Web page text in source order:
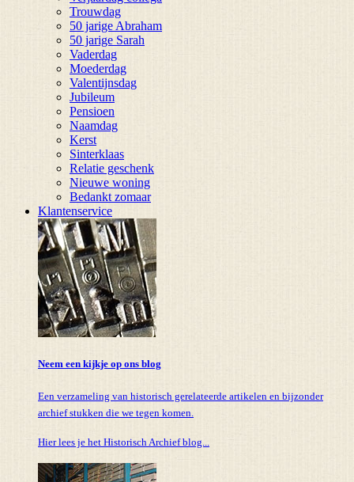
Trouwdag
50 jarige Abraham
50 jarige Sarah
Vaderdag
Moederdag
Valentijnsdag
Jubileum
Pensioen
Naamdag
Kerst
Sinterklaas
Relatie geschenk
Nieuwe woning
Bedankt zomaar
Klantenservice
Neem een kijkje op ons blog
Een verzameling van historisch gerelateerde artikelen en bijzonder
archief stukken die we tegen komen.
Hier lees je het Historisch Archief blog...